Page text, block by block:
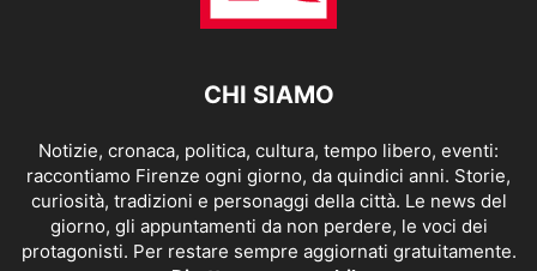
CHI SIAMO
Notizie, cronaca, politica, cultura, tempo libero, eventi:
raccontiamo Firenze ogni giorno, da quindici anni. Storie,
curiosità, tradizioni e personaggi della città. Le news del
giorno, gli appuntamenti da non perdere, le voci dei
protagonisti. Per restare sempre aggiornati gratuitamente.